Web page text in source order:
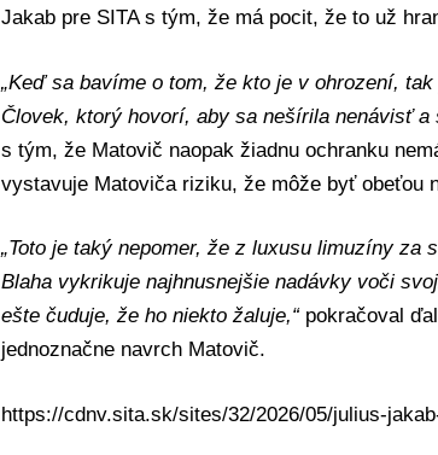
Jakab pre SITA s tým, že má pocit, že to už
„Keď sa bavíme o tom, že kto je v ohrození,
Človek, ktorý hovorí, aby sa nešírila nenávisť
s tým, že Matovič naopak žiadnu ochranku
vystavuje Matoviča riziku, že môže byť obeťou
„Toto je taký nepomer, že z luxusu limuzíny za
Blaha vykrikuje najhnusnejšie nadávky voči
ešte čuduje, že ho niekto žaluje,“pokračoval
jednoznačne navrch Matovič.
https://cdnv.sita.sk/sites/32/2026/05/julius-